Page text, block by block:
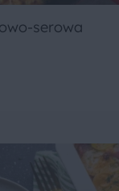
serowa